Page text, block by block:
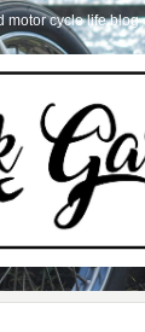
motor cycle life blog